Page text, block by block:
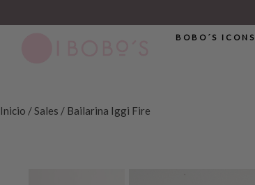
BOBO´S ICONS
Inicio /Sales / Bailarina Iggi Fire